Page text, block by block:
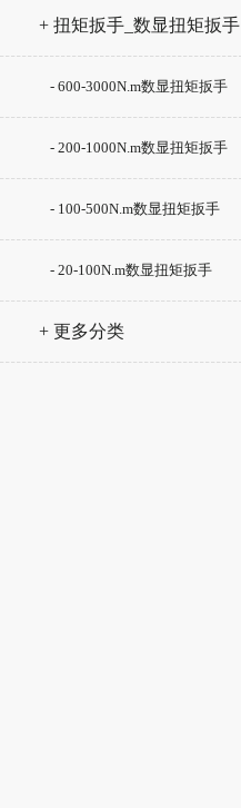
+ 扭矩扳手_数显扭矩扳手
- 600-3000N.m数显扭矩扳手
- 200-1000N.m数显扭矩扳手
- 100-500N.m数显扭矩扳手
- 20-100N.m数显扭矩扳手
+ 更多分类